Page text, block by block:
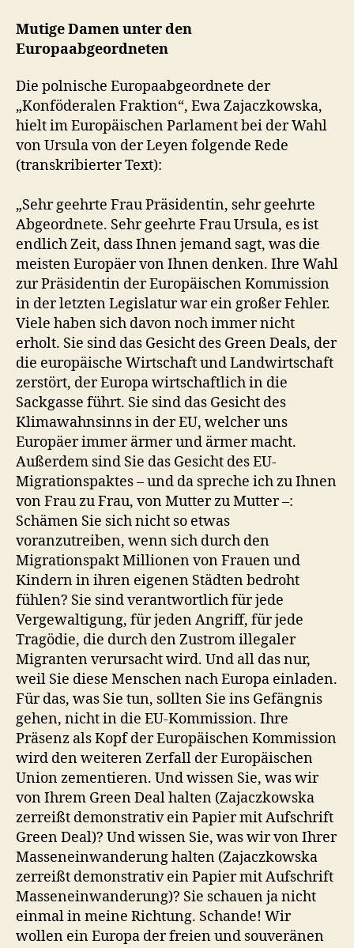
Mutige Damen unter den
Europaabgeordneten
Die polnische Europaabgeordnete der
„Konföderalen Fraktion“, Ewa Zajaczkowska,
hielt im Europäischen Parlament bei der Wahl
von Ursula von der Leyen folgende Rede
(transkribierter Text):
„Sehr geehrte Frau Präsidentin, sehr geehrte
Abgeordnete. Sehr geehrte Frau Ursula, es ist
endlich Zeit, dass Ihnen jemand sagt, was die
meisten Europäer von Ihnen denken. Ihre Wahl
zur Präsidentin der Europäischen Kommission
in der letzten Legislatur war ein großer Fehler.
Viele haben sich davon noch immer nicht
erholt. Sie sind das Gesicht des Green Deals, der
die europäische Wirtschaft und Landwirtschaft
zerstört, der Europa wirtschaftlich in die
Sackgasse führt. Sie sind das Gesicht des
Klimawahnsinns in der EU, welcher uns
Europäer immer ärmer und ärmer macht.
Außerdem sind Sie das Gesicht des EU-
Migrationspaktes – und da spreche ich zu Ihnen
von Frau zu Frau, von Mutter zu Mutter –:
Schämen Sie sich nicht so etwas
voranzutreiben, wenn sich durch den
Migrationspakt Millionen von Frauen und
Kindern in ihren eigenen Städten bedroht
fühlen? Sie sind verantwortlich für jede
Vergewaltigung, für jeden Angriff, für jede
Tragödie, die durch den Zustrom illegaler
Migranten verursacht wird. Und all das nur,
weil Sie diese Menschen nach Europa einladen.
Für das, was Sie tun, sollten Sie ins Gefängnis
gehen, nicht in die EU-Kommission. Ihre
Präsenz als Kopf der Europäischen Kommission
wird den weiteren Zerfall der Europäischen
Union zementieren. Und wissen Sie, was wir
von Ihrem Green Deal halten (Zajaczkowska
zerreißt demonstrativ ein Papier mit Aufschrift
Green Deal)? Und wissen Sie, was wir von Ihrer
Masseneinwanderung halten (Zajaczkowska
zerreißt demonstrativ ein Papier mit Aufschrift
Masseneinwanderung)? Sie schauen ja nicht
einmal in meine Richtung. Schande! Wir
wollen ein Europa der freien und souveränen